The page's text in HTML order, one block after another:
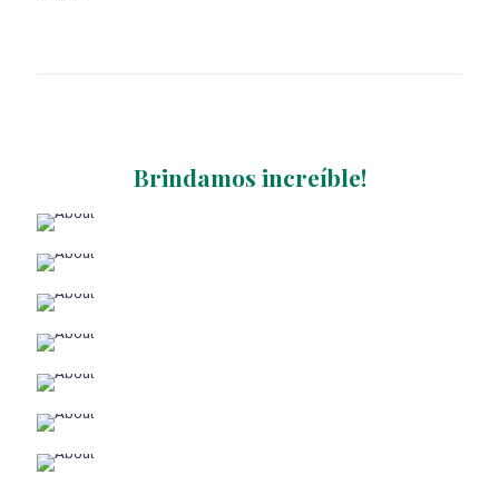
Brindamos increíble!